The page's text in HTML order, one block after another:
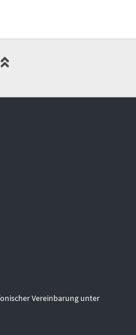
Vereinbarung unter